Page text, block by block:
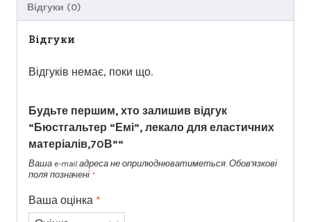
Відгуки (0)
Відгуки
Відгуків немає, поки що.
Будьте першим, хто залишив відгук
“Бюстгальтер “Емі”, лекало для еластичних
матеріалів,70В”“
Ваша e-mail адреса не оприлюднюватиметься. Обов’язкові
поля позначені *
Ваша оцінка *